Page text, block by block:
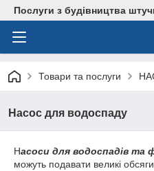
Послуги з будівництва
Товари та послуги
Насос для водоспаду
Насоси для водоспадів та
можуть подавати великі